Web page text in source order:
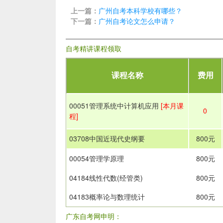
上一篇： 广州自考本科学校有哪些？
下一篇： 广州自考论文怎么申请？
自考精讲课程领取
课程名称 费用
00051管理系统中计算机应用 [本月课
程]
0
03708中国近现代史纲要
800元
00054管理学原理
800元
04184线性代数(经管类)
800元
04183概率论与数理统计
800元
广东自考网申明：